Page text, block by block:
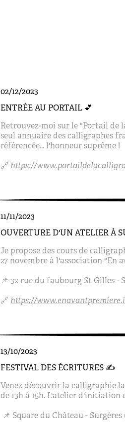
02/12/2023
ENTRÉE AU PORTAIL 💕
Retrouvez-moi sur le "Portail de
seul annuaire des calligraphes
référencée... l'honneur suprême !
🔗https://
11/11/2023
OUVERTURE D'UN ATELIER À
Je propose des cours de
27 novembre à l'association "En
📌 32 rue du faubourg St Gilles-
🔗https://
13/10/2023
FESTIVAL DES ÉCRITURES ✍️
Venez découvrir la calligraphie
de 13h à 15h. L'atelier d'initiation
📌 Square du Château - Surgères